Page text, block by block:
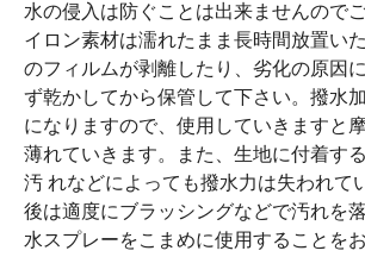
水の侵入は防ぐことは出来ませんので
イロン素材は濡れたまま長時間放置い
のフィルムが剥離したり、劣化の原因
ず乾かしてから保管して下さい。撥水
になりますので、使用していきますと
薄れていきます。また、生地に付着す
汚 れなどによっても撥水力は失われて
後は適度にブラッシングなどで汚れを
水スプレーをこまめに使用することを